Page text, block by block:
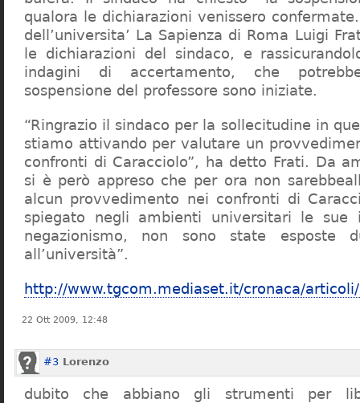
qualora le dichiarazioni venissero
dell’universita’ La Sapienza di Roma Luigi
le dichiarazioni del sindaco, e
indagini di accertamento, che
sospensione del professore sono iniziate.
“Ringrazio il sindaco per la sollecitudine in
stiamo attivando per valutare un
confronti di Caracciolo”, ha detto Frati. Da
si è però appreso che per ora non
alcun provvedimento nei confronti di
spiegato negli ambienti universitari le sue
negazionismo, non sono state esposte
all’università”.
http://www.tgcom.mediaset.it/cronaca/
22 Ott 2009, 12:48
#3 Lorenzo
dubito che abbiano gli strumenti per